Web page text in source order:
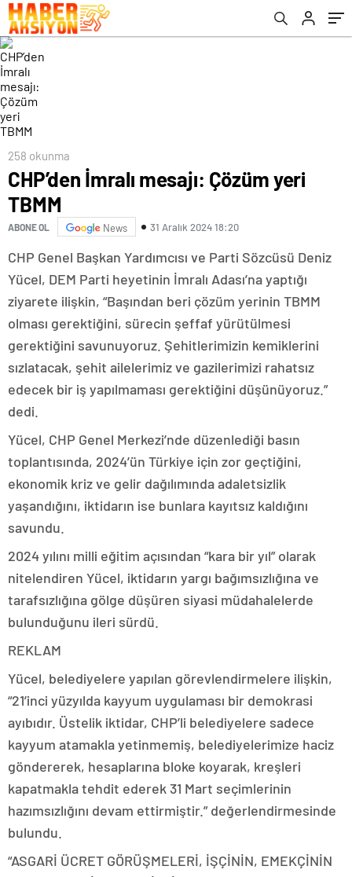
258 okunma
CHP’den İmralı mesajı: Çözüm yeri
TBMM
ABONE OL News 31 Aralık 2024 18:20
CHP Genel Başkan Yardımcısı ve Parti Sözcüsü Deniz
Yücel, DEM Parti heyetinin İmralı Adası’na yaptığı
ziyarete ilişkin, “Başından beri çözüm yerinin TBMM
olması gerektiğini, sürecin şeffaf yürütülmesi
gerektiğini savunuyoruz. Şehitlerimizin kemiklerini
sızlatacak, şehit ailelerimiz ve gazilerimizi rahatsız
edecek bir iş yapılmaması gerektiğini düşünüyoruz.”
dedi.
Yücel, CHP Genel Merkezi’nde düzenlediği basın
toplantısında, 2024’ün Türkiye için zor geçtiğini,
ekonomik kriz ve gelir dağılımında adaletsizlik
yaşandığını, iktidarın ise bunlara kayıtsız kaldığını
savundu.
2024 yılını milli eğitim açısından “kara bir yıl” olarak
nitelendiren Yücel, iktidarın yargı bağımsızlığına ve
tarafsızlığına gölge düşüren siyasi müdahalelerde
bulunduğunu ileri sürdü.
REKLAM
Yücel, belediyelere yapılan görevlendirmelere ilişkin,
“21’inci yüzyılda kayyum uygulaması bir demokrasi
ayıbıdır. Üstelik iktidar, CHP’li belediyelere sadece
kayyum atamakla yetinmemiş, belediyelerimize haciz
göndererek, hesaplarına bloke koyarak, kreşleri
kapatmakla tehdit ederek 31 Mart seçimlerinin
hazımsızlığını devam ettirmiştir.” değerlendirmesinde
bulundu.
“ASGARİ ÜCRET GÖRÜŞMELERİ, İŞÇİNİN, EMEKÇİNİN